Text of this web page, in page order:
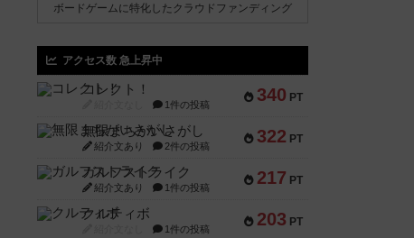
ボードゲームに特化したクラウドファンディング
アクセス数 急上昇中
340 PT
コレクト！
1件の投稿
322 PT
無限まちがいさがし
紹介文あり 2件の投稿
217 PT
ガルフストライク
紹介文あり 1件の投稿
203 PT
クルティボ
1件の投稿